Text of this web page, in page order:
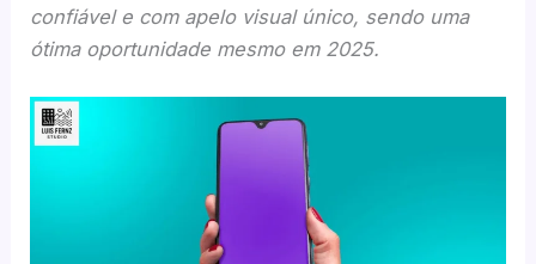
confiável e com apelo visual único, sendo uma
ótima oportunidade mesmo em 2025.